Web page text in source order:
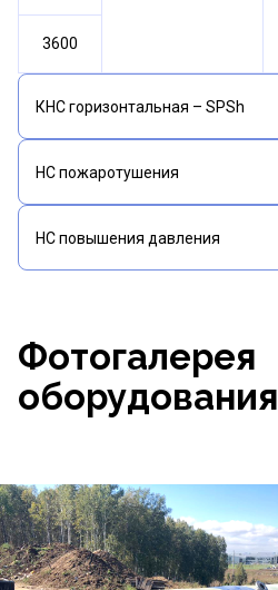
3600
КНС горизонтальная – SPSh
НС пожаротушения
НС повышения давления
Фотогалерея
оборудования